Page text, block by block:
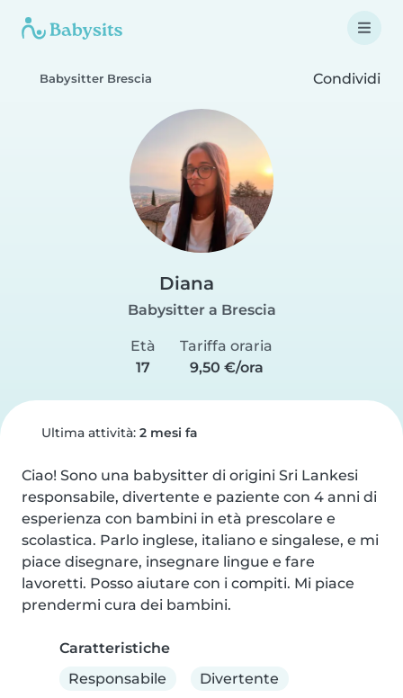
Babysitter Brescia Condividi
Diana
Babysitter a Brescia
Età
17
Tariffa oraria
9,50 €/ora
Ultima attività: 2 mesi fa
Ciao! Sono una babysitter di origini Sri Lankesi
responsabile, divertente e paziente con 4 anni di
esperienza con bambini in età prescolare e
scolastica. Parlo inglese, italiano e singalese, e mi
piace disegnare, insegnare lingue e fare
lavoretti. Posso aiutare con i compiti. Mi piace
prendermi cura dei bambini.
Caratteristiche
Responsabile
Divertente